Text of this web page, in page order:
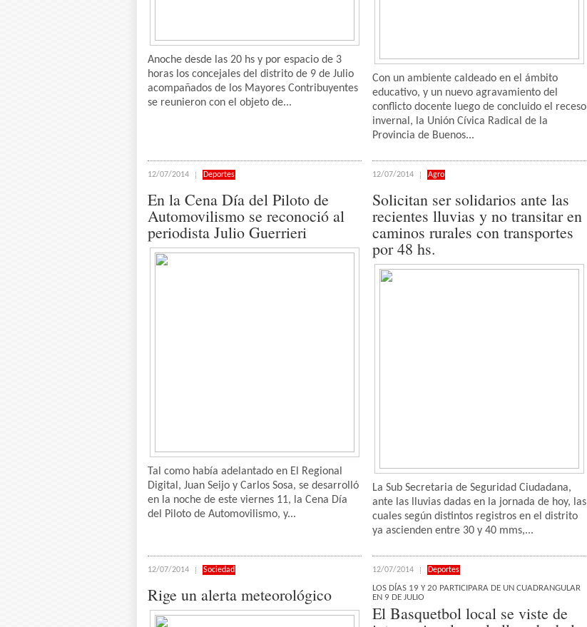
Anoche desde las 20 hs y por espacio de 3
horas los concejales del distrito de 9 de Julio
acompañados de los Mayores Contribuyentes
se reunieron con el objeto de...
Con un ambiente caldeado en el ámbito
educativo, y un nuevo agravamiento del
conflicto docente luego de concluido el receso
invernal, la Unión Cívica Radical de la
Provincia de Buenos...
12/07/2014 Deportes
En la Cena Día del Piloto de
Automovilismo se reconoció al
periodista Julio Guerrieri
Tal como había adelantado en El Regional
Digital, Juan Seijo y Carlos Sosa, se desarrolló
en la noche de este viernes 11, la Cena Día
del Piloto de Automovilismo, y...
12/07/2014 Agro
Solicitan ser solidarios ante las
recientes lluvias y no transitar en
caminos rurales con transportes
por 48 hs.
La Sub Secretaria de Seguridad Ciudadana,
ante las lluvias dadas en la jornada de hoy, las
cuales según distintos registros en el distrito
ya ascienden entre 30 y 40 mms,...
12/07/2014 Sociedad
Rige un alerta meteorológico
12/07/2014 Deportes
LOS DÍAS 19 Y 20 PARTICIPARA DE UN CUADRANGULAR
EN 9 DE JULIO
El Basquetbol local se viste de